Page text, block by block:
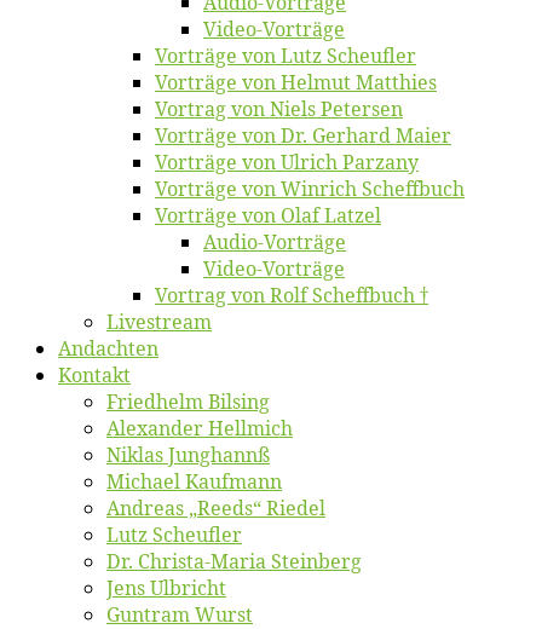
Vi­deo-Vor­trä­ge
Vor­trä­ge von Lutz Scheufler
Vor­trä­ge von Hel­mut Matthies
Vor­trag von Niels Petersen
Vor­trä­ge von Dr. Ger­hard Maier
Vor­trä­ge von Ul­rich Parzany
Vor­trä­ge von Win­rich Scheffbuch
Vor­trä­ge von Olaf Latzel
Au­dio-Vor­trä­ge
Vi­deo-Vor­trä­ge
Vor­trag von Rolf Scheffbuch †
Live­stream
An­dach­ten
Kon­takt
Fried­helm Bilsing
Alex­an­der Hellmich
Ni­klas Junghannß
Mi­cha­el Kaufmann
An­dre­as „Reeds“ Riedel
Lutz Scheuf­ler
Dr. Chris­­ta-Ma­ria Steinberg
Jens Ulb­richt
Gun­tram Wurst